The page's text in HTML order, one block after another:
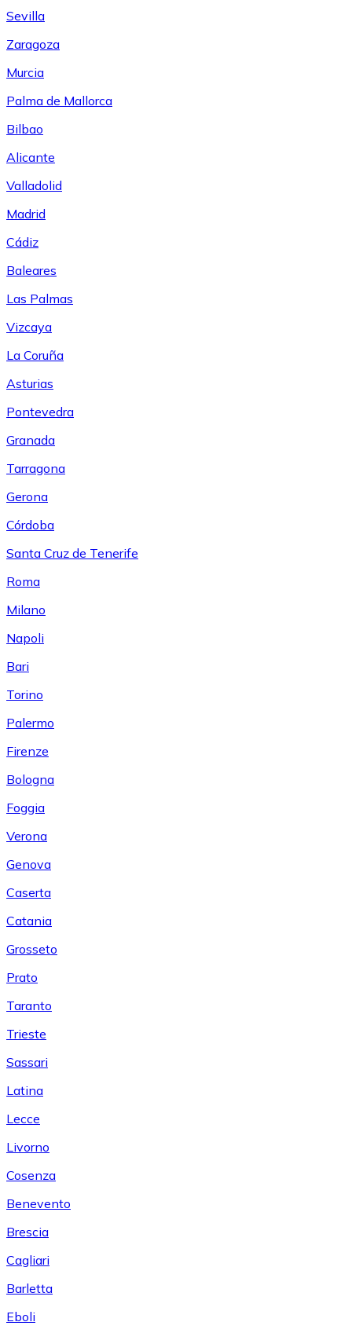
Sevilla
Zaragoza
Murcia
Palma de Mallorca
Bilbao
Alicante
Valladolid
Madrid
Cádiz
Baleares
Las Palmas
Vizcaya
La Coruña
Asturias
Pontevedra
Granada
Tarragona
Gerona
Córdoba
Santa Cruz de Tenerife
Roma
Milano
Napoli
Bari
Torino
Palermo
Firenze
Bologna
Foggia
Verona
Genova
Caserta
Catania
Grosseto
Prato
Taranto
Trieste
Sassari
Latina
Lecce
Livorno
Cosenza
Benevento
Brescia
Cagliari
Barletta
Eboli